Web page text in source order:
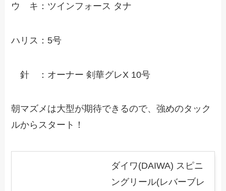
ウ キ：ツインフォース タナ
ハリス：5号
針 ：オーナー 剣華グレX 10号
朝マズメは大型が期待できるので、強めのタック
ルからスタート！
ダイワ(DAIWA) スピニ
ングリール(レバーブレ